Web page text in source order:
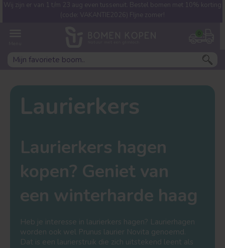
0
Wij zijn er van 1 t/m 23 aug even tussenuit. Bestel bomen met 10% korting
(code: VAKANTIE2026) FIjne zomer!
Laurierkers
Laurierkers hagen
kopen? Geniet van
een winterharde haag
Heb je interesse in laurierkers hagen? Laurierhagen
worden ook wel Prunus laurier Novita genoemd.
Dat is een laurierstruik die zich uitstekend leent als
Welke boom ben jij naar op
Leivorm Dakvorm